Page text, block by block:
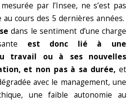
par l’Insee, ne s’est pas
au cours des 5 dernières années.
dans le sentiment d’une charge
est donc lié à une
travail ou à ses nouvelles
et non pas à sa durée, et
avec le management, une
une faible autonomie au